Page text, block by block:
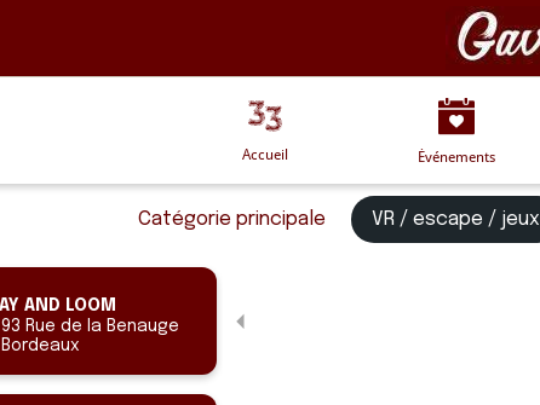
Accueil Événements
Catégorie principale VR / escape / jeux
AND LOOM
93 Rue de la Benauge
Bordeaux